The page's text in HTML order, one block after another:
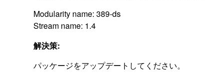
Modularity name: 389-ds
Stream name: 1.4
解決策:
パッケージをアップデートしてください。